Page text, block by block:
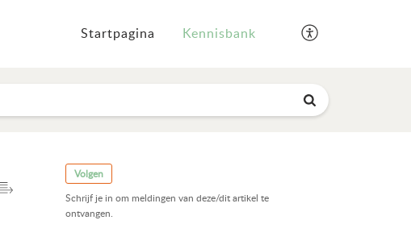
Startpagina Kennisbank
Volgen
Schrijf je in om meldingen van deze/dit artikel te
ontvangen.